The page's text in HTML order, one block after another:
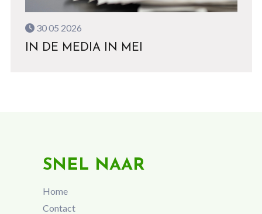
30 05 2026
IN DE MEDIA IN MEI
SNEL NAAR
Home
Contact